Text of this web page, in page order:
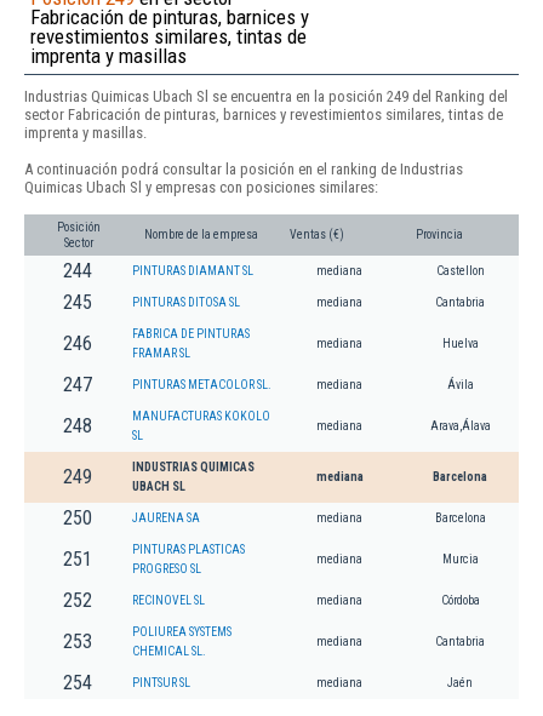
Fabricación de pinturas, barnices y
revestimientos similares, tintas de
imprenta y masillas
Industrias Quimicas Ubach Sl se encuentra en la posición 249 del Ranking del
sector Fabricación de pinturas, barnices y revestimientos similares, tintas de
imprenta y masillas.
A continuación podrá consultar la posición en el ranking de Industrias
Quimicas Ubach Sl y empresas con posiciones similares:
Posición
Sector
Nombre de la empresa Ventas (€) Provincia
244 PINTURAS DIAMANT SL mediana Castellon
245 PINTURAS DITOSA SL mediana Cantabria
246
FABRICA DE PINTURAS
FRAMAR SL
mediana Huelva
247 PINTURAS METACOLOR SL. mediana Ávila
248
MANUFACTURAS KOKOLO
SL
mediana Arava,Álava
249
INDUSTRIAS QUIMICAS
UBACH SL
mediana Barcelona
250 JAURENA SA mediana Barcelona
251
PINTURAS PLASTICAS
PROGRESO SL
mediana Murcia
252 RECINOVEL SL mediana Córdoba
253
POLIUREA SYSTEMS
CHEMICAL SL.
mediana Cantabria
254 PINTSUR SL mediana Jaén